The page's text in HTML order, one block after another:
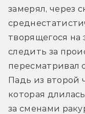
замерял, через
творящегося на
следить за
пересматривал
Падь из второй
которая
за сменами